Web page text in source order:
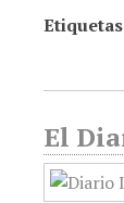
El